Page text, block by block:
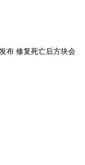
布 修复死亡后方块会